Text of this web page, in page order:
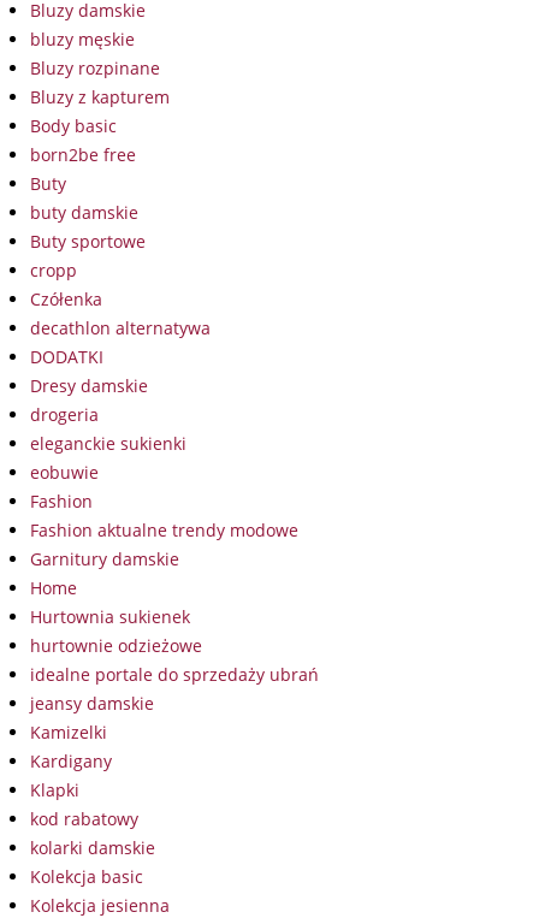
Bluzy damskie
bluzy męskie
Bluzy rozpinane
Bluzy z kapturem
Body basic
born2be free
Buty
buty damskie
Buty sportowe
cropp
Czółenka
decathlon alternatywa
DODATKI
Dresy damskie
drogeria
eleganckie sukienki
eobuwie
Fashion
Fashion aktualne trendy modowe
Garnitury damskie
Home
Hurtownia sukienek
hurtownie odzieżowe
idealne portale do sprzedaży ubrań
jeansy damskie
Kamizelki
Kardigany
Klapki
kod rabatowy
kolarki damskie
Kolekcja basic
Kolekcja jesienna